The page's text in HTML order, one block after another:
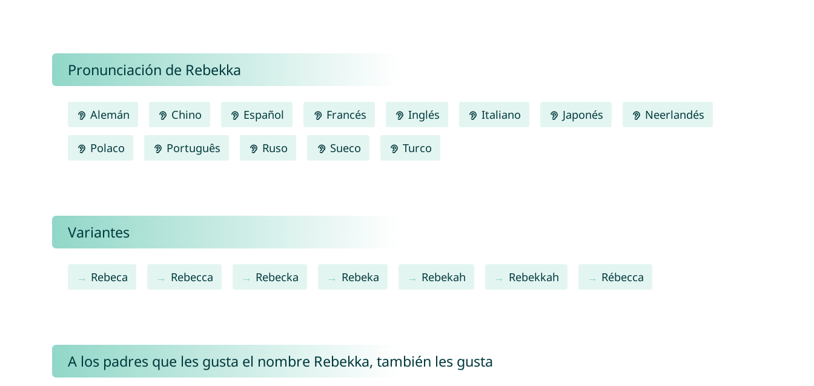
Pronunciación de Rebekka
Alemán Chino Español Francés Inglés Italiano Japonés Neerlandés
Polaco Português Ruso Sueco Turco
Variantes
Rebeca Rebecca Rebecka Rebeka Rebekah Rebekkah Rébecca
A los padres que les gusta el nombre Rebekka, también les gusta